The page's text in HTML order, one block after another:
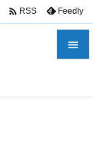

 RSS Feedly